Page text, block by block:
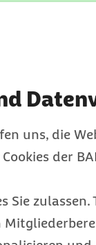
uns, die
der
Sie
Barmer-
(ePA)
ePA
aller